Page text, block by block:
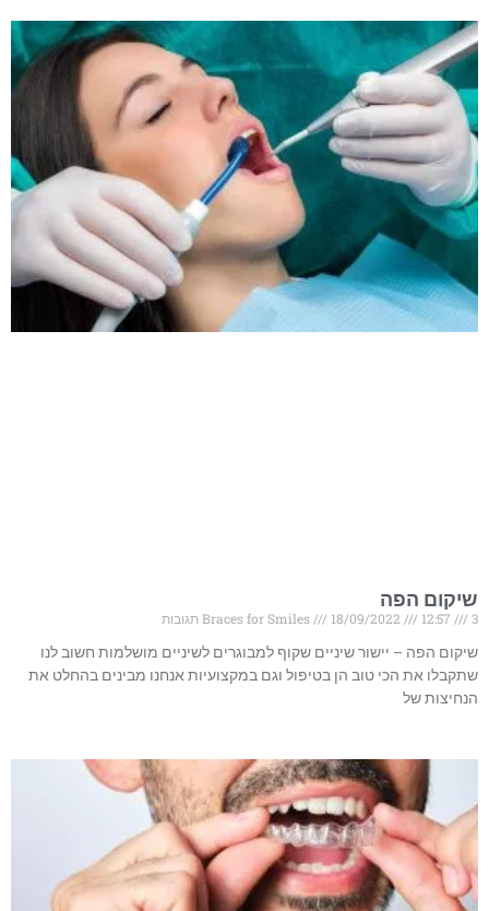
שיקום הפה
Braces for Smiles 18/09/2022 12:57
3 תגובות
שיקום הפה – יישור שיניים שקוף למבוגרים לשיניים מושלמות חשוב לנו
שתקבלו את הכי טוב הן בטיפול וגם במקצועיות אנחנו מבינים בהחלט את
הנחיצות של